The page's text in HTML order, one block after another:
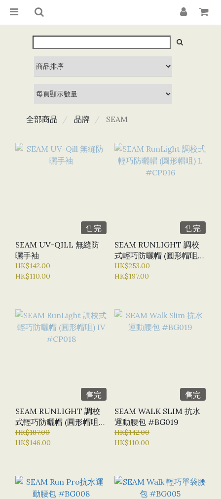
全部商品 品牌 SEAM
售完
SEAM UV-QILL 無縫防
曬手袖
HK$142.00
HK$110.00
售完
SEAM RUNLIGHT 調校
式輕巧防曬帽 (圓形帽咀)
L #CP016
HK$253.00
HK$197.00
售完
SEAM RUNLIGHT 調校
式輕巧防曬帽 (圓形帽咀)
IV #CP018
HK$187.00
HK$146.00
售完
SEAM WALK SLIM 抗水
運動腰包 #BG019
HK$142.00
HK$110.00